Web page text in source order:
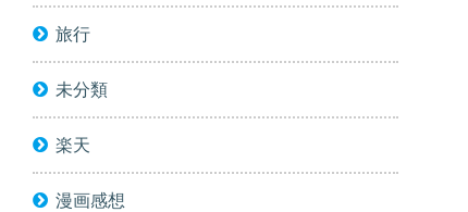
旅行
未分類
楽天
漫画感想